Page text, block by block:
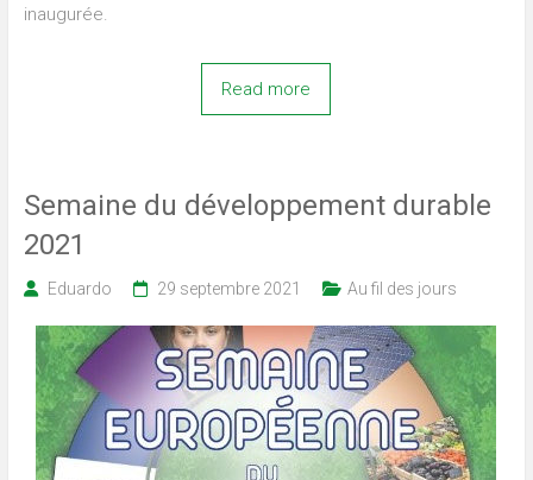
inaugurée.
Read more
Semaine du développement durable
2021
Eduardo 29 septembre 2021 Au fil des jours